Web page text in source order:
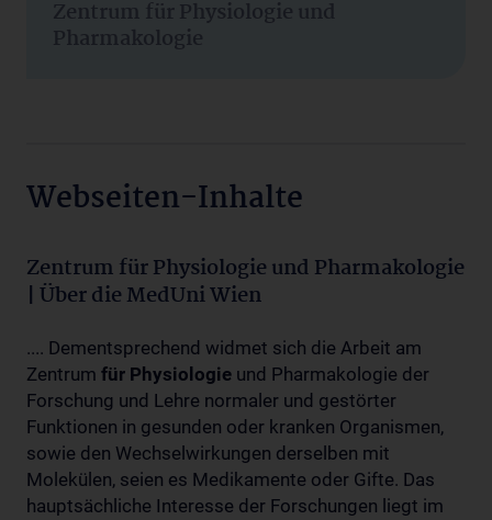
Zentrum für Physiologie und
Pharmakologie
Webseiten-Inhalte
Zentrum für Physiologie und Pharmakologie
| Über die MedUni Wien
.... Dementsprechend widmet sich die Arbeit am
Zentrum für Physiologie und Pharmakologie der
Forschung und Lehre normaler und gestörter
Funktionen in gesunden oder kranken Organismen,
sowie den Wechselwirkungen derselben mit
Molekülen, seien es Medikamente oder Gifte. Das
hauptsächliche Interesse der Forschungen liegt im